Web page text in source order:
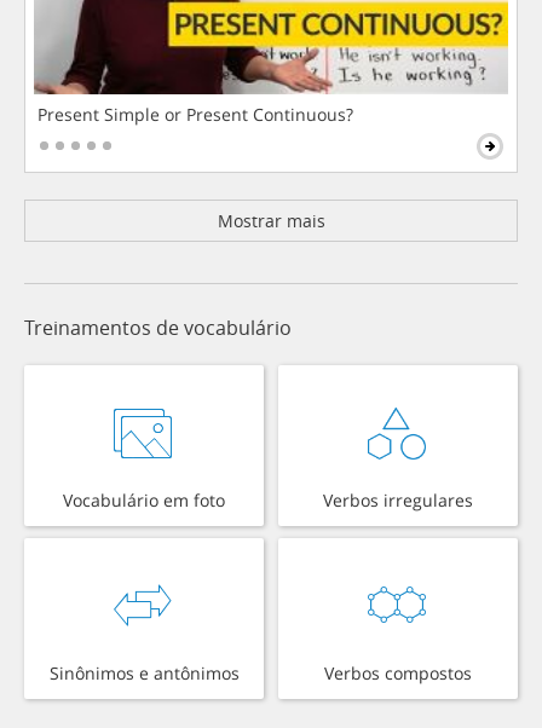
Present Simple or Present Continuous?
Mostrar mais
Treinamentos de vocabulário
Vocabulário em foto Verbos irregulares
Sinônimos e antônimos Verbos compostos